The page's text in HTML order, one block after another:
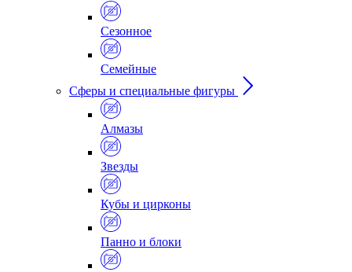
Сезонное
Семейные
Сферы и специальные фигуры
Алмазы
Звезды
Кубы и цирконы
Панно и блоки